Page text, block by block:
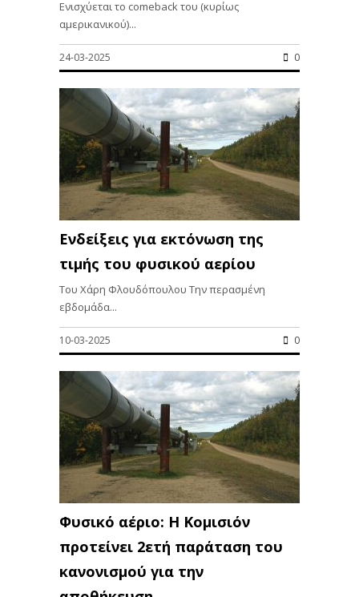
Ενισχύεται το comeback του (κυρίως
αμερικανικού)...
24-03-2025 0
Ενδείξεις για εκτόνωση της
τιμής του φυσικού αερίου
Του Χάρη Φλουδόπουλου Την περασμένη
εβδομάδα...
10-03-2025 0
Φυσικό αέριο: Η Κομισιόν
προτείνει 2ετή παράταση του
κανονισμού για την